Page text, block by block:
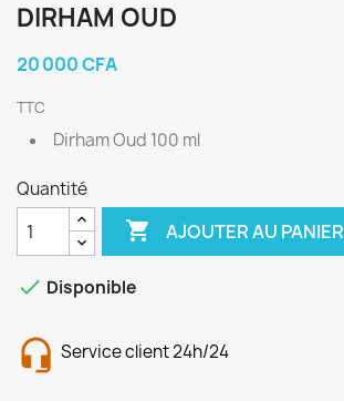
DIRHAM OUD
20 000 CFA
TTC
Dirham Oud 100 ml
Quantité
 AJOUTER AU PANIER
 Disponible
Service client 24h/24